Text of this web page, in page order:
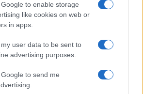
to enable storage
like cookies on web or
in apps.
user data to be sent to
advertising purposes.
to send me
di basket: ritiro a Folgaria e